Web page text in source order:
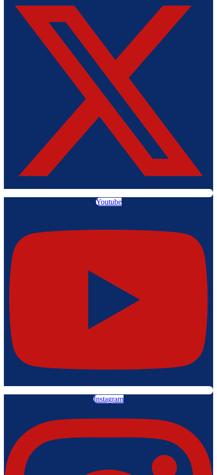
Youtube
Instagram